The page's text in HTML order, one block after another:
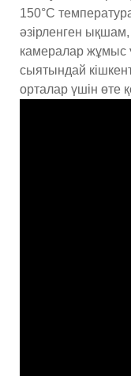
150°C
әзірленген
камералар жұмыс
сыятындай
орталар үшін өте